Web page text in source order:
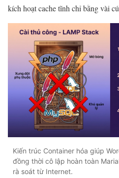
kích hoạt cache tĩnh chỉ bằng vài
Kiến trúc Container hóa giúp
đồng thời cô lập hoàn toàn
rà soát từ Internet.